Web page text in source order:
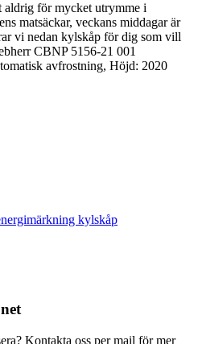
aldrig för mycket utrymme i
matsäckar, veckans middagar är
vi nedan kylskåp för dig som vill
CBNP 5156-21 001
avfrostning, Höjd: 2020
kylskåp
Kontakta oss per mail för mer